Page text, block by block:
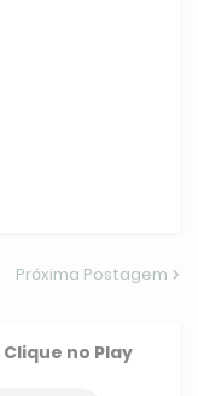
Próxima Postagem
Clique no Play